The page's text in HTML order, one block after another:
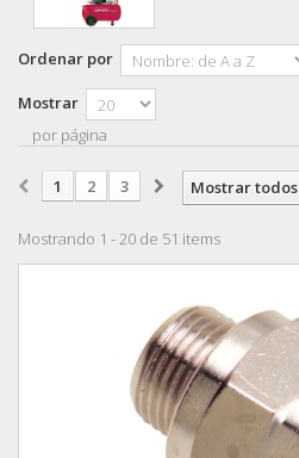
Ordenar por
Mostrar
por página
Mostrar todos
1 2 3
Mostrando 1 - 20 de 51 items